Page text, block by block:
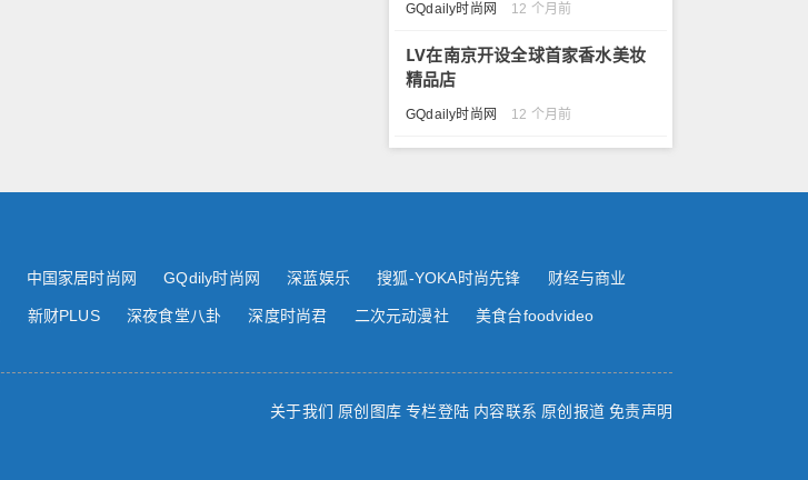
GQdaily时尚网 12 个月前
LV在南京开设全球首家香水美妆
精品店
GQdaily时尚网 12 个月前
中国家居时尚网 GQdily时尚网 深蓝娱乐 搜狐-YOKA时尚先锋 财经与商业
新财PLUS 深夜食堂八卦 深度时尚君 二次元动漫社 美食台foodvideo
关于我们 原创图库 专栏登陆 内容联系 原创报道 免责声明